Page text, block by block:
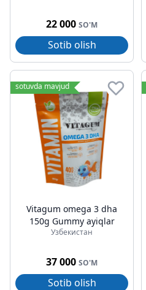
22 000 SO'M
Sotib olish
sotuvda mavjud
Vitagum omega 3 dha
150g Gummy ayiqlar
Узбекистан
37 000 SO'M
Sotib olish